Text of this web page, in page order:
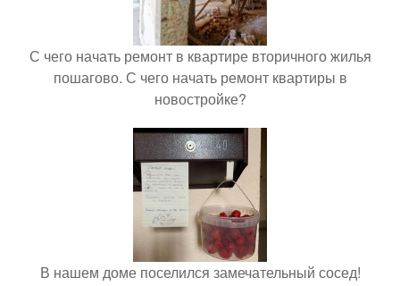
С чего начать ремонт в квартире вторичного жилья
пошагово. С чего начать ремонт квартиры в
новостройке?
В нашем доме поселился замечательный сосед!